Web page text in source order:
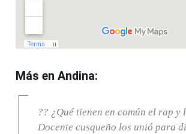
Más en Andina:
?? ¿Qué tienen en común el rap y
Docente cusqueño los unió para